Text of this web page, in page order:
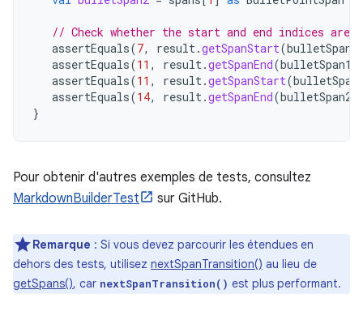
// Check whether the start and end indices are
assertEquals(7, result .getSpanStart(bulletSpan1
assertEquals(11 , result .getSpanEnd(bulletSpan1
assertEquals(11 , result .getSpanStart(
assertEquals(14, result .getSpanEnd(bulletSpan2
}
Pour obtenir d'autres exemples de tests, consultez
MarkdownBuilderTest
sur GitHub.
Remarque : Si vous devez parcourir les étendues en
dehors des tests, utilisez nextSpanTransition() au lieu de
getSpans(), car nextSpanTransition() est plus performant.